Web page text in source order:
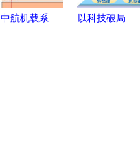
中航机载系
以科技破局